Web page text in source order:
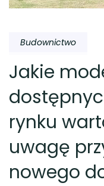
Budownictwo
Jakie
rynku
uwagę
nowego